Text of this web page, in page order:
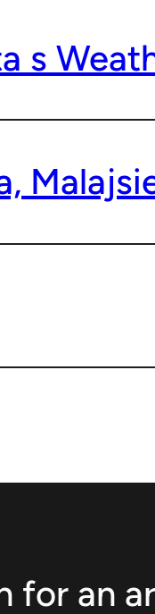
s
for an